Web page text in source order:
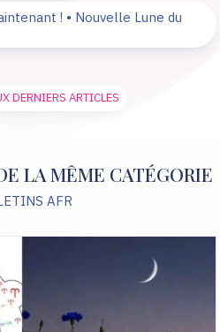
! • Nouvelle Lune du
DERNIERS ARTICLES
LA MÊME CATÉGORIE
AFR